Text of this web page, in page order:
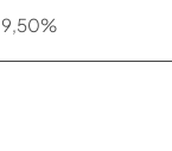
9,50%